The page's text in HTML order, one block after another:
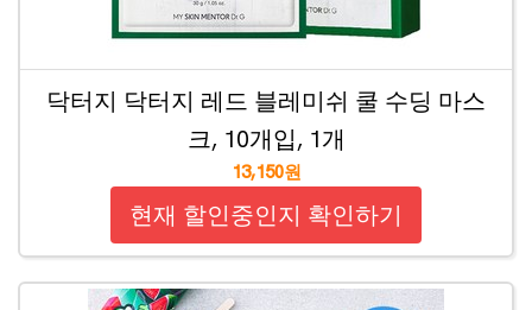
닥터지 닥터지 레드 블레미쉬 쿨 수딩 마스
크, 10개입, 1개
13,150원
현재 할인중인지 확인하기